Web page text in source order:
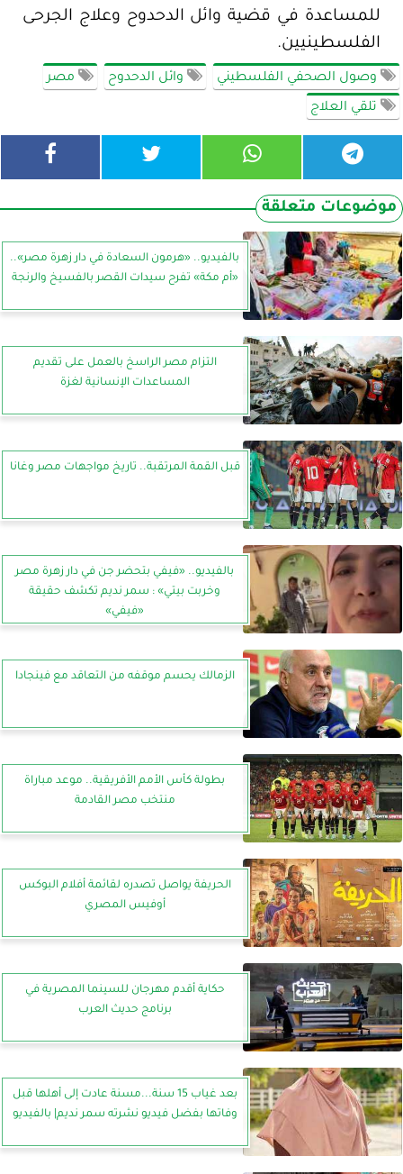
للمساعدة في قضية وائل الدحدوح وعلاج الجرحى
الفلسطينيين.
وصول الصحفي الفلسطيني وائل الدحدوح مصر
تلقي العلاج
موضوعات متعلقة
بالفيديو.. «هرمون السعادة في دار زهرة مصر»..
«أم مكة» تفرح سيدات القصر بالفسيخ والرنجة
التزام مصر الراسخ بالعمل على تقديم
المساعدات الإنسانية لغزة
قبل القمة المرتقبة.. تاريخ مواجهات مصر وغانا
بالفيديو.. «فيفي بتحضر جن في دار زهرة مصر
وخربت بيتي» : سمر نديم تكشف حقيقة
«فيفي»
الزمالك يحسم موقفه من التعاقد مع فينجادا
بطولة كأس الأمم الأفريقية.. موعد مباراة
منتخب مصر القادمة
الحريفة يواصل تصدره لقائمة أفلام البوكس
أوفيس المصري
حكاية أقدم مهرجان للسينما المصرية في
برنامج حديث العرب
بعد غياب 15 سنة...مسنة عادت إلى أهلها قبل
وفاتها بفضل فيديو نشرته سمر نديم| بالفيديو